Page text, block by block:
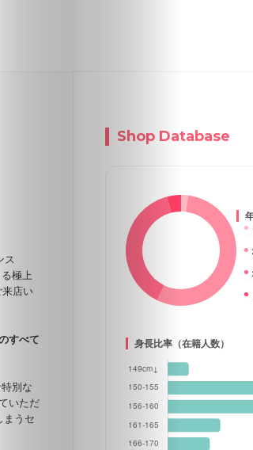
ス
極上
店い
すべて
別な
いただ
まうセ
Shop Database
身長比率（在籍人数）